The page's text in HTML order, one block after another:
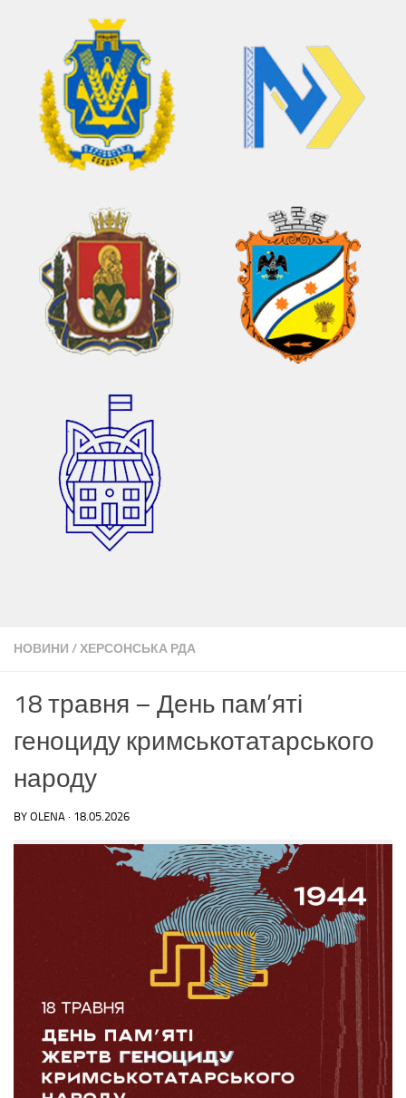
НОВИНИ /ХЕРСОНСЬКА РДА
18 травня – День пам’яті
геноциду кримськотатарського
народу
BY OLENA · 18.05.2026